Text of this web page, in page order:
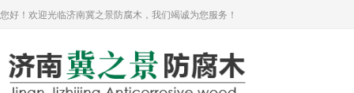
您好！欢迎光临济南冀之景防腐木，我们竭诚为您服务！